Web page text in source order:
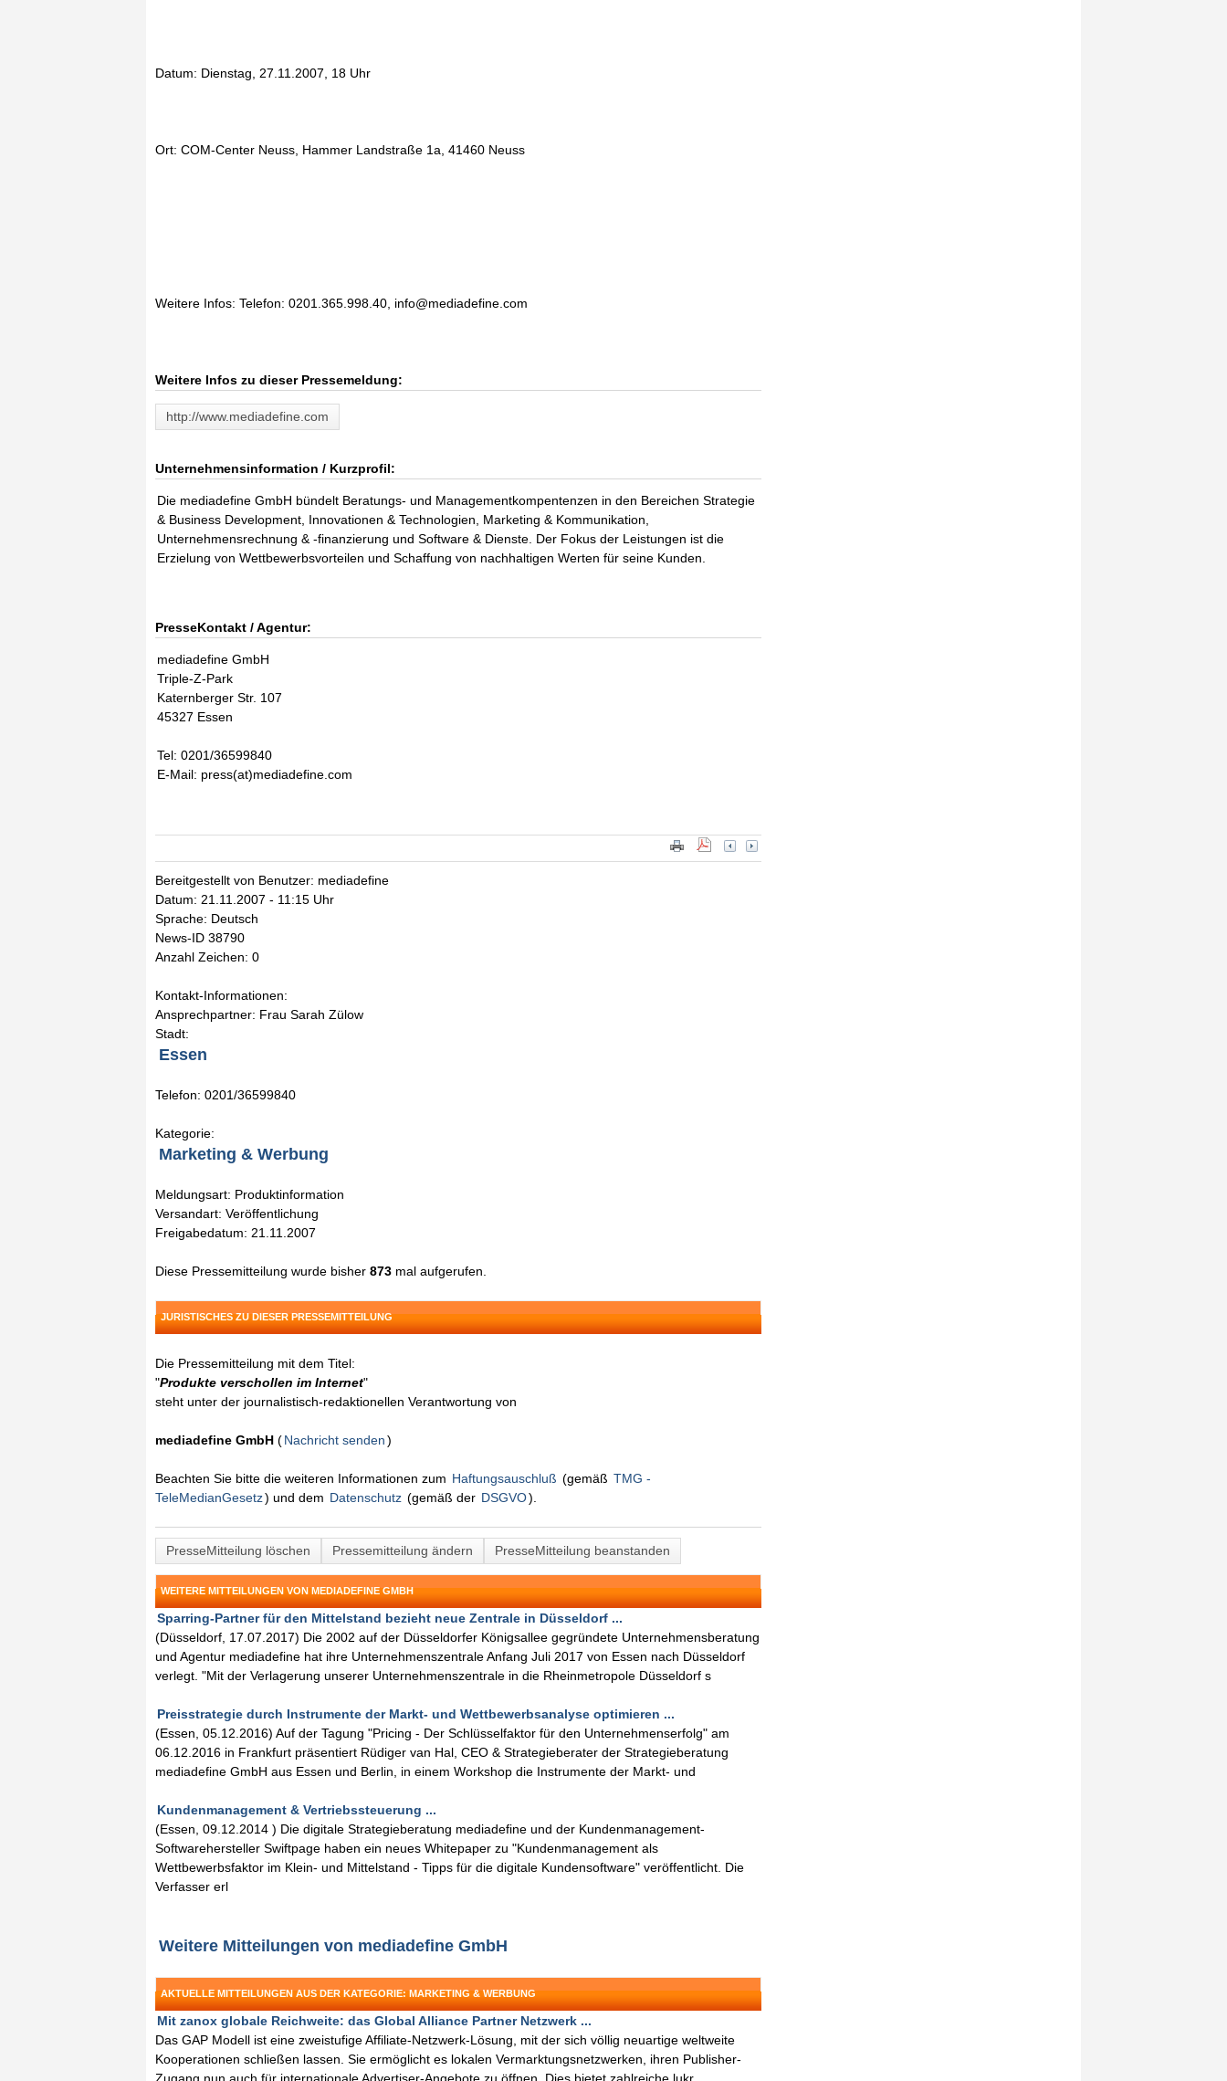
Datum: Dienstag, 27.11.2007, 18 Uhr
Ort: COM-Center Neuss, Hammer Landstraße 1a, 41460 Neuss
Weitere Infos: Telefon: 0201.365.998.40, info@mediadefine.com
Weitere Infos zu dieser Pressemeldung:
http://www.mediadefine.com
Unternehmensinformation / Kurzprofil:
Die mediadefine GmbH bündelt Beratungs- und Managementkompentenzen in den Bereichen Strategie
& Business Development, Innovationen & Technologien, Marketing & Kommunikation,
Unternehmensrechnung & -finanzierung und Software & Dienste. Der Fokus der Leistungen ist die
Erzielung von Wettbewerbsvorteilen und Schaffung von nachhaltigen Werten für seine Kunden.
PresseKontakt / Agentur:
mediadefine GmbH
Triple-Z-Park
Katernberger Str. 107
45327 Essen
Tel: 0201/36599840
E-Mail: press(at)mediadefine.com
Bereitgestellt von Benutzer: mediadefine
Datum: 21.11.2007 - 11:15 Uhr
Sprache: Deutsch
News-ID 38790
Anzahl Zeichen: 0
Kontakt-Informationen:
Ansprechpartner: Frau Sarah Zülow
Stadt:
Essen
Telefon: 0201/36599840
Kategorie:
Marketing & Werbung
Meldungsart: Produktinformation
Versandart: Veröffentlichung
Freigabedatum: 21.11.2007
Diese Pressemitteilung wurde bisher 873 mal aufgerufen.
JURISTISCHES ZU DIESER PRESSEMITTEILUNG
Die Pressemitteilung mit dem Titel:
"Produkte verschollen im Internet"
steht unter der journalistisch-redaktionellen Verantwortung von
mediadefine GmbH (Nachricht senden)
Beachten Sie bitte die weiteren Informationen zum Haftungsauschluß (gemäß TMG -
TeleMedianGesetz) und dem Datenschutz (gemäß der DSGVO).
PresseMitteilung löschen Pressemitteilung ändern PresseMitteilung beanstanden
WEITERE MITTEILUNGEN VON MEDIADEFINE GMBH
Sparring-Partner für den Mittelstand bezieht neue Zentrale in Düsseldorf ...
(Düsseldorf, 17.07.2017) Die 2002 auf der Düsseldorfer Königsallee gegründete Unternehmensberatung
und Agentur mediadefine hat ihre Unternehmenszentrale Anfang Juli 2017 von Essen nach Düsseldorf
verlegt. "Mit der Verlagerung unserer Unternehmenszentrale in die Rheinmetropole Düsseldorf s
Preisstrategie durch Instrumente der Markt- und Wettbewerbsanalyse optimieren ...
(Essen, 05.12.2016) Auf der Tagung "Pricing - Der Schlüsselfaktor für den Unternehmenserfolg" am
06.12.2016 in Frankfurt präsentiert Rüdiger van Hal, CEO & Strategieberater der Strategieberatung
mediadefine GmbH aus Essen und Berlin, in einem Workshop die Instrumente der Markt- und
Kundenmanagement & Vertriebssteuerung ...
(Essen, 09.12.2014 ) Die digitale Strategieberatung mediadefine und der Kundenmanagement-
Softwarehersteller Swiftpage haben ein neues Whitepaper zu "Kundenmanagement als
Wettbewerbsfaktor im Klein- und Mittelstand - Tipps für die digitale Kundensoftware" veröffentlicht. Die
Verfasser erl
Weitere Mitteilungen von mediadefine GmbH
AKTUELLE MITTEILUNGEN AUS DER KATEGORIE: MARKETING & WERBUNG
Mit zanox globale Reichweite: das Global Alliance Partner Netzwerk ...
Das GAP Modell ist eine zweistufige Affiliate-Netzwerk-Lösung, mit der sich völlig neuartige weltweite
Kooperationen schließen lassen. Sie ermöglicht es lokalen Vermarktungsnetzwerken, ihren Publisher-